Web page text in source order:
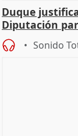
Duque
Diputación
Sonido